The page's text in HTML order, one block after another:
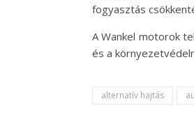
fogyasztás
A Wankel motorok
és a
alternatív hajtás